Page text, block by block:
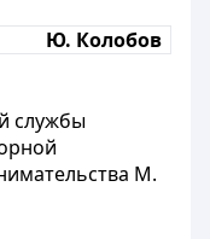
Ю. Колобов
службы
М.